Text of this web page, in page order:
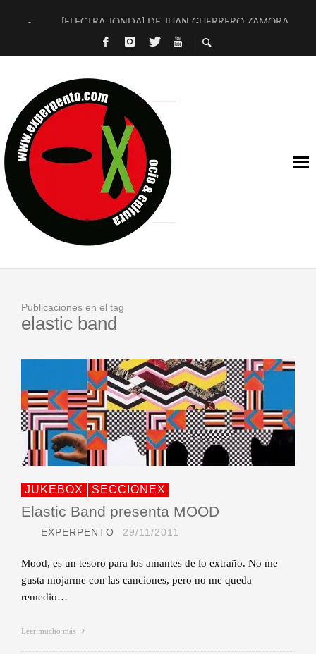
[ELECTRA JONDA] DE JUAN GUERRERO ZAMORA
TIMBRE 4, LA ESCUELA DEL DIRECTOR TEATRAL CLAUDIO
MILITARES JUDÍAS EN #EXVITA
D’BALDOMEROS REINVENTAN [BITÁCORA 3.0] EN EXVITA
MARSHALL FLASH PRESENTA EN EXVITA [RELATIVA
JOFRE BARDAGÍ EN EXVITA INTERPRETANDO A SERRAT
YORCH PRESENTA [CURSO DE ARMONÍA PERSECUTORIA]
MAGALÍ SARE NOS EXPLICA [DESCASADA]
Publicaciones en el tag
elastic band
JUKEBOX SECCIONEX
Elastic Band presenta MOOD
EXPERPENTO 29/11/2011
Mood, es un tesoro para los amantes de lo extraño. No me
gusta mojarme con las canciones, pero no me queda
remedio…
Leer mucho más